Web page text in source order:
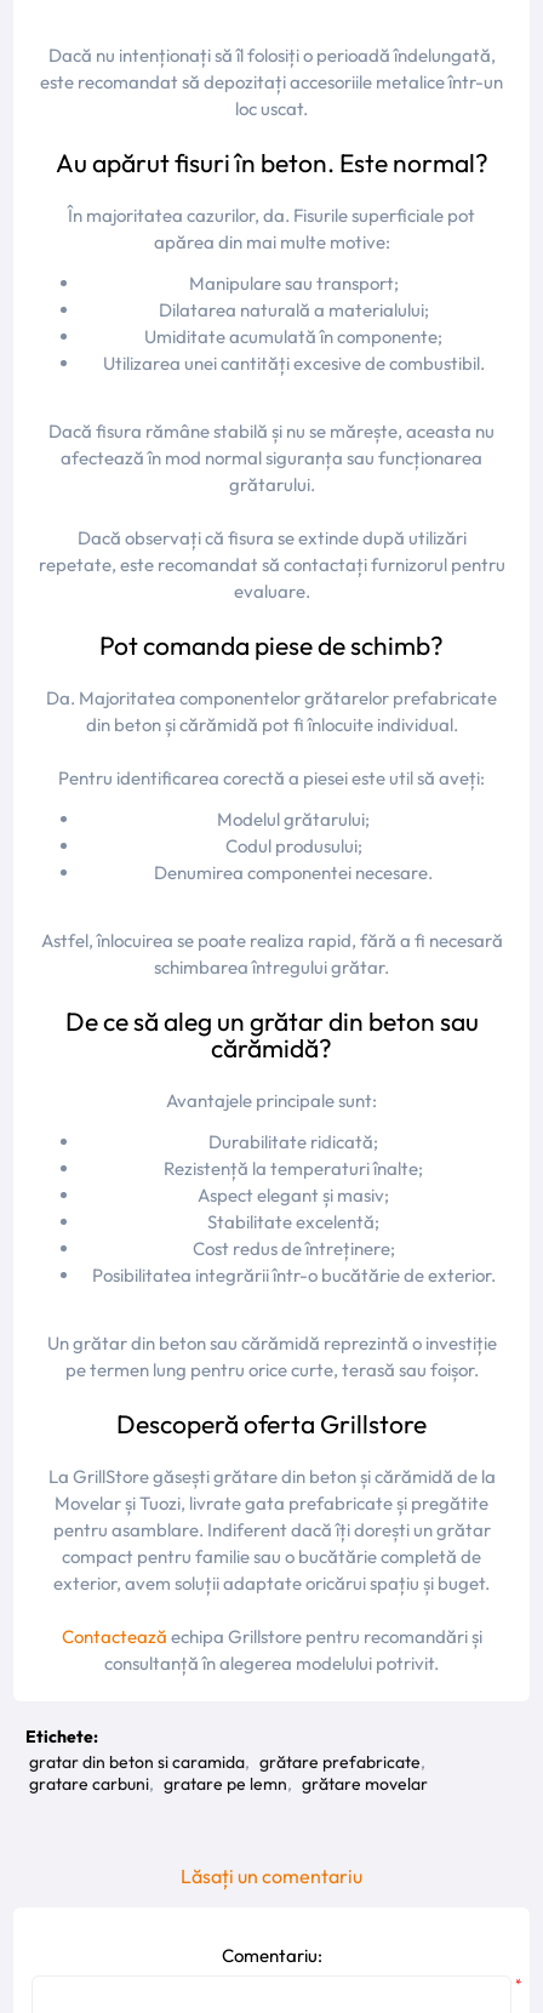
Dacă nu intenționați să îl folosiți o perioadă îndelungată,
este recomandat să depozitați accesoriile metalice într-un
loc uscat.
Au apărut fisuri în beton. Este normal?
În majoritatea cazurilor, da. Fisurile superficiale pot
apărea din mai multe motive:
Manipulare sau transport;
Dilatarea naturală a materialului;
Umiditate acumulată în componente;
Utilizarea unei cantități excesive de combustibil.
Dacă fisura rămâne stabilă și nu se mărește, aceasta nu
afectează în mod normal siguranța sau funcționarea
grătarului.
Dacă observați că fisura se extinde după utilizări
repetate, este recomandat să contactați furnizorul pentru
evaluare.
Pot comanda piese de schimb?
Da. Majoritatea componentelor grătarelor prefabricate
din beton și cărămidă pot fi înlocuite individual.
Pentru identificarea corectă a piesei este util să aveți:
Modelul grătarului;
Codul produsului;
Denumirea componentei necesare.
Astfel, înlocuirea se poate realiza rapid, fără a fi necesară
schimbarea întregului grătar.
De ce să aleg un grătar din beton sau
cărămidă?
Avantajele principale sunt:
Durabilitate ridicată;
Rezistență la temperaturi înalte;
Aspect elegant și masiv;
Stabilitate excelentă;
Cost redus de întreținere;
Posibilitatea integrării într-o bucătărie de exterior.
Un grătar din beton sau cărămidă reprezintă o investiție
pe termen lung pentru orice curte, terasă sau foișor.
Descoperă oferta Grillstore
La GrillStore găsești grătare din beton și cărămidă de la
Movelar și Tuozi, livrate gata prefabricate și pregătite
pentru asamblare. Indiferent dacă îți dorești un grătar
compact pentru familie sau o bucătărie completă de
exterior, avem soluții adaptate oricărui spațiu și buget.
Contactează echipa Grillstore pentru recomandări și
consultanță în alegerea modelului potrivit.
Etichete:
gratar din beton si caramida, grătare prefabricate,
gratare carbuni, gratare pe lemn, grătare movelar
Lăsați un comentariu
Comentariu:
*